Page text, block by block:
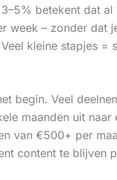
betekent dat al
week – zonder dat
kleine stapjes =
begin. Veel
maanden uit naar
van €500+ per
content te blijven